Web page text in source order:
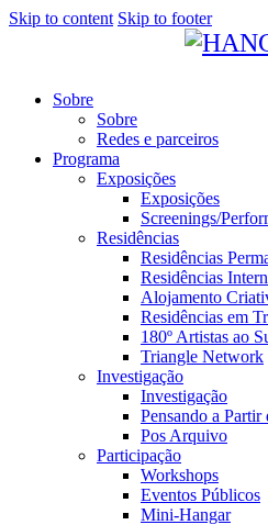
Skip to content Skip to footer
Sobre
Sobre
Redes e parceiros
Programa
Exposições
Exposições
Screenings/
Residências
Residências
Residências
Alojamento
Residências em
180º Artistas ao
Triangle Network
Investigação
Investigação
Pensando a Partir
Pos Arquivo
Participação
Workshops
Eventos Públicos
Mini-Hangar